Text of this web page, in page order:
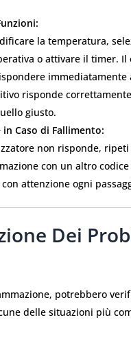
la temperatura,
o attivare il timer. Il
immediatamente
risponde
giusto.
Caso di Fallimento:
non risponde,
con un altro
attenzione ogni
Dei
potrebbero
delle situazioni più